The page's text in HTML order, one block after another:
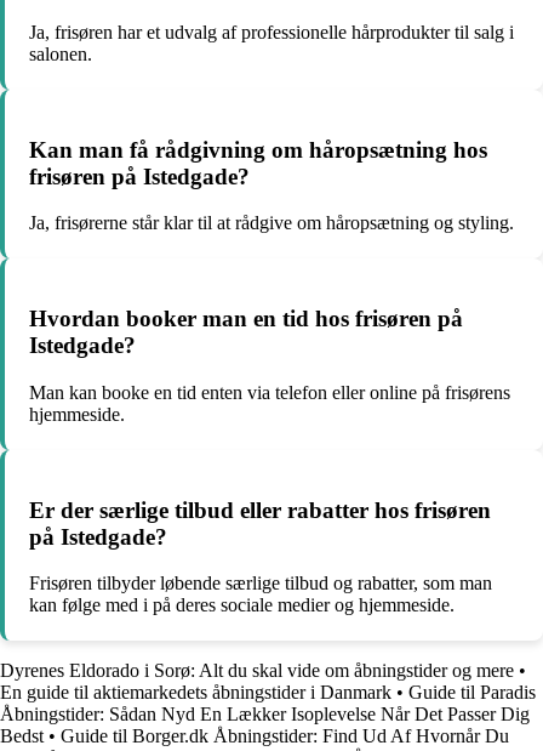
Ja, frisøren har et udvalg af professionelle hårprodukter til salg i
salonen.
Kan man få rådgivning om håropsætning hos
frisøren på Istedgade?
Ja, frisørerne står klar til at rådgive om håropsætning og styling.
Hvordan booker man en tid hos frisøren på
Istedgade?
Man kan booke en tid enten via telefon eller online på frisørens
hjemmeside.
Er der særlige tilbud eller rabatter hos frisøren
på Istedgade?
Frisøren tilbyder løbende særlige tilbud og rabatter, som man
kan følge med i på deres sociale medier og hjemmeside.
Dyrenes Eldorado i Sorø: Alt du skal vide om åbningstider og mere •
En guide til aktiemarkedets åbningstider i Danmark • Guide til Paradis
Åbningstider: Sådan Nyd En Lækker Isoplevelse Når Det Passer Dig
Bedst • Guide til Borger.dk Åbningstider: Find Ud Af Hvornår Du